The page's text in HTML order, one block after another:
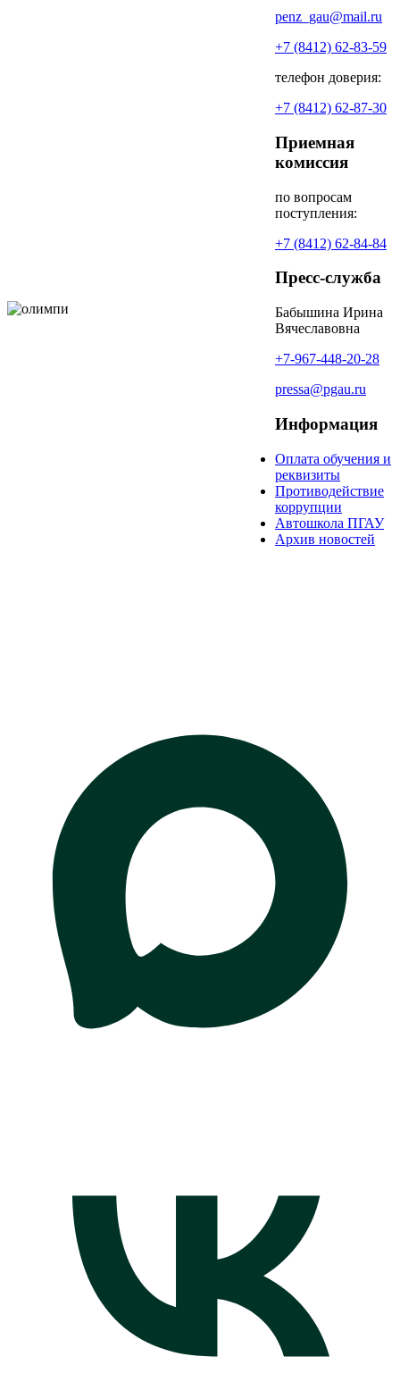
penz_gau@mail.ru
+7 (8412) 62-83-59
телефон доверия:
+7 (8412) 62-87-30
Приемная
комиссия
по вопросам
поступления:
+7 (8412) 62-84-84
Пресс-служба
Бабышина Ирина
Вячеславовна
+7-967-448-20-28
pressa@pgau.ru
Информация
Оплата обучения и
реквизиты
Противодействие
коррупции
Автошкола ПГАУ
Архив новостей